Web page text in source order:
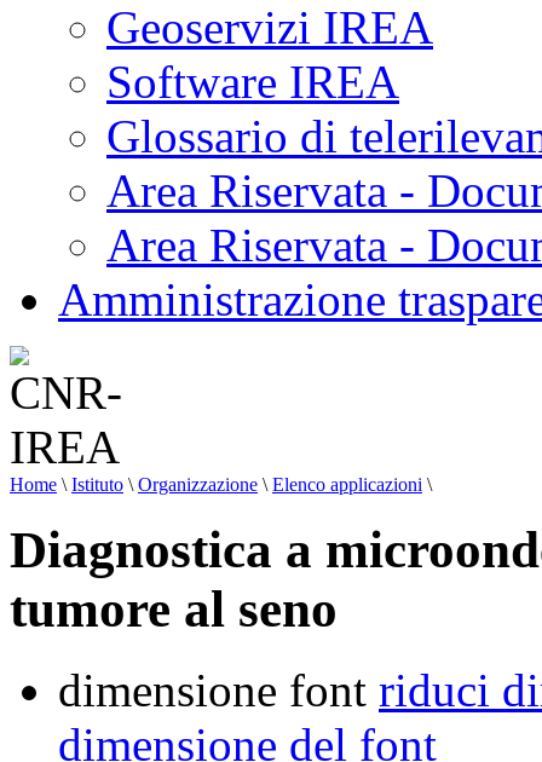
Geoservizi IREA
Software IREA
Glossario di
Area Riservata -
Area Riservata -
Amministrazione
Home \ Istituto \ Organizzazione \ Elenco applicazioni \
Diagnostica a
tumore al seno
dimensione font riduci
dimensione del font